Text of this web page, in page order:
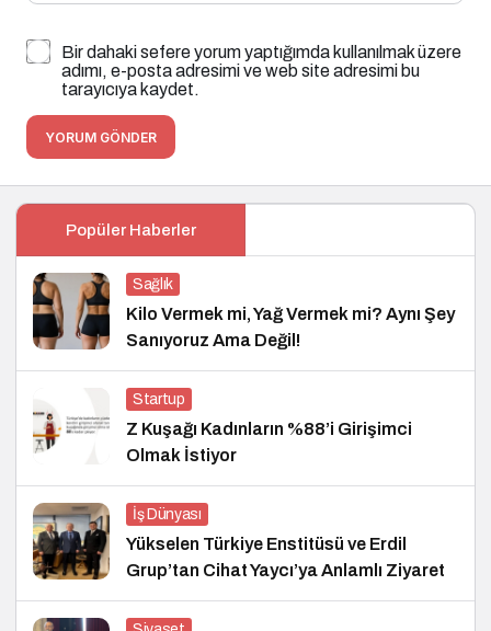
Bir dahaki sefere yorum yaptığımda kullanılmak üzere
adımı, e-posta adresimi ve web site adresimi bu
tarayıcıya kaydet.
YORUM GÖNDER
Popüler Haberler
Sağlık
Kilo Vermek mi, Yağ Vermek mi? Aynı Şey
Sanıyoruz Ama Değil!
Startup
Z Kuşağı Kadınların %88’i Girişimci
Olmak İstiyor
İş Dünyası
Yükselen Türkiye Enstitüsü ve Erdil
Grup’tan Cihat Yaycı’ya Anlamlı Ziyaret